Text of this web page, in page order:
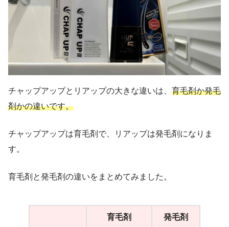
チャップアップとリアップの大きな違いは、 育毛剤か発毛
剤かの違いです。
チャップアップは育毛剤で、リアップは発毛剤になりま
す。
育毛剤と発毛剤の違いをまとめてみました。
育毛剤 発毛剤